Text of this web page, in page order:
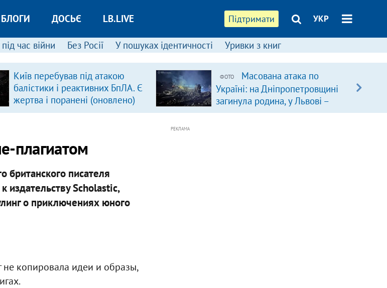
Підтримати УКР
БЛОГИ ДОСЬЄ LB.LIVE
час війни Без Росії У пошуках ідентичності Уривки з книг
Київ перебував під атакою
балістики і реактивних БпЛА. Є
жертва і поранені (оновлено)
ФОТО
Масована атака по
Україні: на Дніпропетровщині
загинула родина, у Львові –
удар по багатоповерхівках
плагиатом
британского писателя
издательству Scholastic,
о приключениях юного
копировала идеи и образы,
РЕКЛАМА